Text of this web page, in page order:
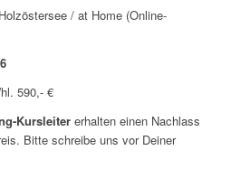
/ at Home (Online-
590,- €
Kursleitererhalten einen Nachlass
Bitte schreibe uns vor Deiner